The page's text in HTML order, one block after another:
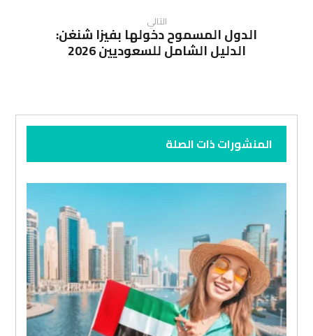
التالي
الدول المسموح دخولها بفيزا شنغن:
الدليل الشامل للسعوديين 2026
المنشورات ذات الصلة